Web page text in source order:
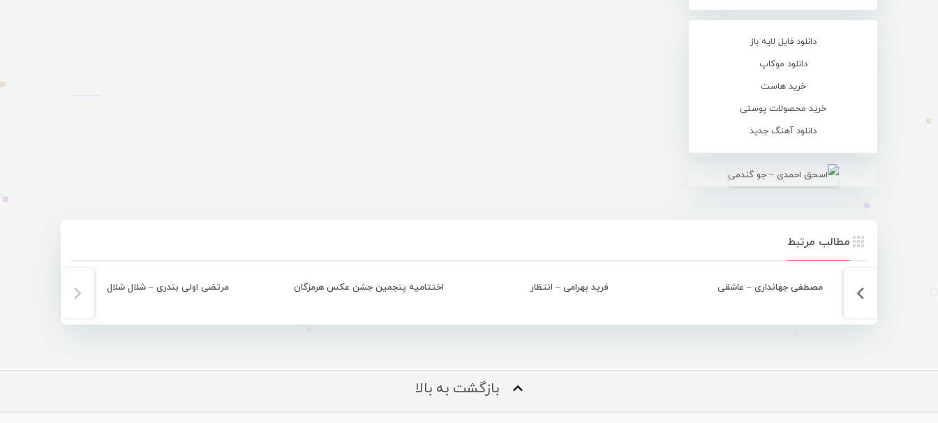
دانلود فایل لایه باز
دانلود موکاپ
خرید هاست
خرید محصولات پوستی
دانلود آهنگ جدید
مطالب مرتبط
مصطفی جهانداری – عاشقی فرید بهرامی – انتظار اختتامیه پنجمین جشن عکس هرمزگان مرتضی اولی بندری – شلال شلال
بازگشت به بالا